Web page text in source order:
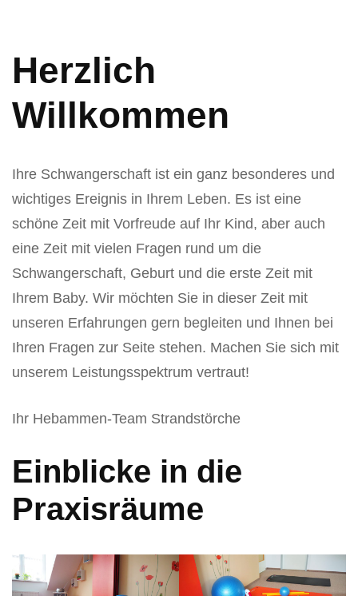
Herzlich
Willkommen
Ihre Schwangerschaft ist ein ganz besonderes und
wichtiges Ereignis in Ihrem Leben. Es ist eine
schöne Zeit mit Vorfreude auf Ihr Kind, aber auch
eine Zeit mit vielen Fragen rund um die
Schwangerschaft, Geburt und die erste Zeit mit
Ihrem Baby. Wir möchten Sie in dieser Zeit mit
unseren Erfahrungen gern begleiten und Ihnen bei
Ihren Fragen zur Seite stehen. Machen Sie sich mit
unserem Leistungsspektrum vertraut!
Ihr Hebammen-Team Strandstörche
Einblicke in die
Praxisräume